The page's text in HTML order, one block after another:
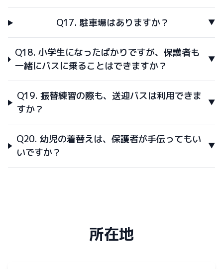
Q17. 駐車場はありますか？
Q18. 小学生になったばかりですが、保護者も
一緒にバスに乗ることはできますか？
Q19. 振替練習の際も、送迎バスは利用できま
すか？
Q20. 幼児の着替えは、保護者が手伝ってもい
いですか？
所在地